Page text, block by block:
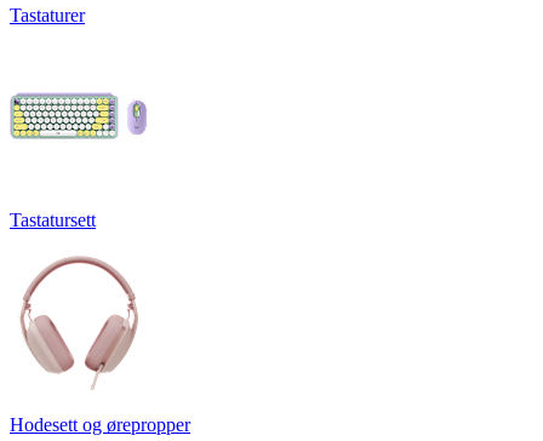
Tastaturer
Tastatursett
Hodesett og ørepropper